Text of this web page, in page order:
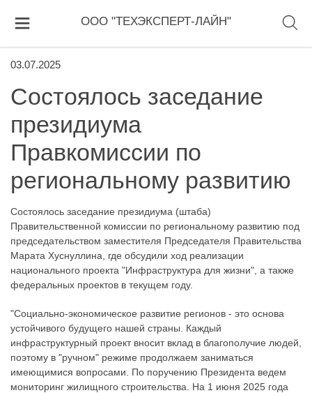
ООО "ТЕХЭКСПЕРТ-ЛАЙН"
03.07.2025
Состоялось заседание
президиума
Правкомиссии по
региональному развитию
Состоялось заседание президиума (штаба)
Правительственной комиссии по региональному развитию под
председательством заместителя Председателя Правительства
Марата Хуснуллина, где обсудили ход реализации
национального проекта "Инфраструктура для жизни", а также
федеральных проектов в текущем году.
"Социально-экономическое развитие регионов - это основа
устойчивого будущего нашей страны. Каждый
инфраструктурный проект вносит вклад в благополучие людей,
поэтому в "ручном" режиме продолжаем заниматься
имеющимися вопросами. По поручению Президента ведем
мониторинг жилищного строительства. На 1 июня 2025 года